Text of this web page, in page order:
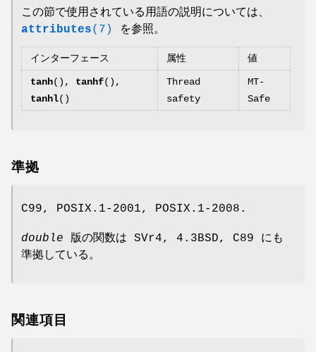
この節で使用されている用語の説明については、
attributes(7) を参照。
インターフェース 属性 値
tanh(), tanhf(),
tanhl()
Thread
safety
MT-
Safe
準拠
C99, POSIX.1-2001, POSIX.1-2008.
double 版の関数は SVr4, 4.3BSD, C89 にも
準拠している。
関連項目